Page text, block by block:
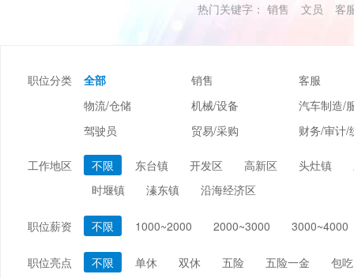
热门关键字： 销售 文员 客
职位分类 全部 销售
客服
物流/仓储
机械/设备
汽车制造/
驾驶员
贸易/采购
财务/审计/
美容/美发
市场/媒介/公关
广告/会展/咨询
能源/电力/矿产
环保
工作地区 不限 东台镇 开发区 高新区 头灶镇
时堰镇
溱东镇 沿海经济区
职位薪资 不限 1000~2000 2000~3000 3000~4000
职位亮点 不限 单休 双休 五险 五险一金
包吃